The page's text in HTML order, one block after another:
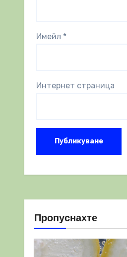
Имейл *
Интернет страница
Пропуснахте